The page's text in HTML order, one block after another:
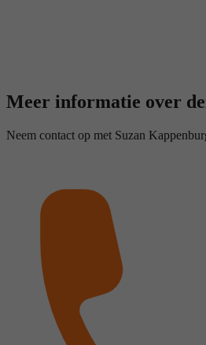
Meer informatie over
Neem contact op met Suzan